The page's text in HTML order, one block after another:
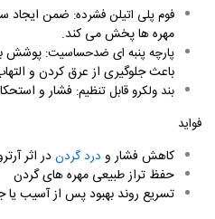
فوم پلی اتیلن فشرده: ضمن ایجاد
مهره ها پخش می کند.
پارچه پنبه ای ضدحساسیت: پوشش
باعث جلوگیری از عرق کردن و
بند ولکرو قابل تنظیم: فشار و
فواید
کاهش فشار و درد گردندر اثر
حفظ تراز طبیعی مهره های گردن
تسریع روند بهبود پس از آسیب